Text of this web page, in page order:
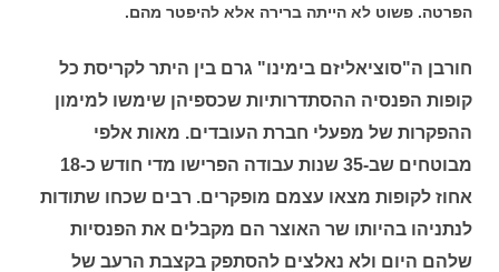
הפרטה. פשוט לא הייתה ברירה אלא להיפטר מהם.
חורבן ה"סוציאליזם בימינו" גרם בין היתר לקריסת כל
קופות הפנסיה ההסתדרותיות שכספיהן שימשו למימון
ההפקרות של מפעלי חברת העובדים. מאות אלפי
מבוטחים שב-35 שנות עבודה הפרישו מדי חודש כ-18
אחוז לקופות מצאו עצמם מופקרים. רבים שכחו שתודות
לנתניהו בהיותו שר האוצר הם מקבלים את הפנסיות
שלהם היום ולא נאלצים להסתפק בקצבת הרעב של